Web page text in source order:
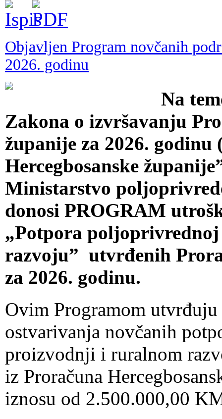
Objavljen Program novčanih
2026. godinu
Na
Zakona o izvršavanju
županije za 2026. godinu
Hercegbosanske
Ministarstvo
donosi PROGRAM
„Potpora
razvoju” utvrđenih
za 2026. godinu.
Ovim Programom
ostvarivanja novčanih
proizvodnji i ruralnom
iz Proračuna
iznosu od 2.500.000,00